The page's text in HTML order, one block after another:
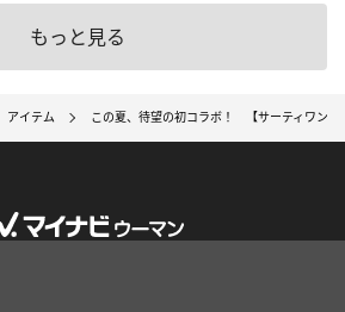
もっと見る
アイテム この夏、待望の初コラボ！ 【サーティワン